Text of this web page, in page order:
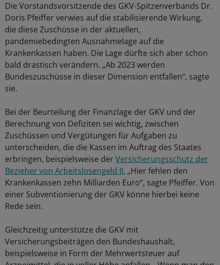
Die Vorstandsvorsitzende des GKV-Spitzenverbands Dr.
Doris Pfeiffer verwies auf die stabilisierende Wirkung,
die diese Zuschüsse in der aktuellen,
pandemiebedingten Ausnahmelage auf die
Krankenkassen haben. Die Lage dürfte sich aber schon
bald drastisch verändern. „Ab 2023 werden
Bundeszuschüsse in dieser Dimension entfallen“, sagte
sie.
Bei der Beurteilung der Finanzlage der GKV und der
Berechnung von Defiziten sei wichtig, zwischen
Zuschüssen und Vergütungen für Aufgaben zu
unterscheiden, die die Kassen im Auftrag des Staates
erbringen, beispielsweise derVersicherungsschutz der
Bezieher von Arbeitslosengeld II. „Hier fehlen den
Krankenkassen zehn Milliarden Euro“, sagte Pfeiffer. Von
einer Subventionierung der GKV könne hierbei keine
Rede sein.
Gleichzeitig unterstütze die GKV mit
Versicherungsbeiträgen den Bundeshaushalt,
beispielsweise in Form der Mehrwertsteuer auf